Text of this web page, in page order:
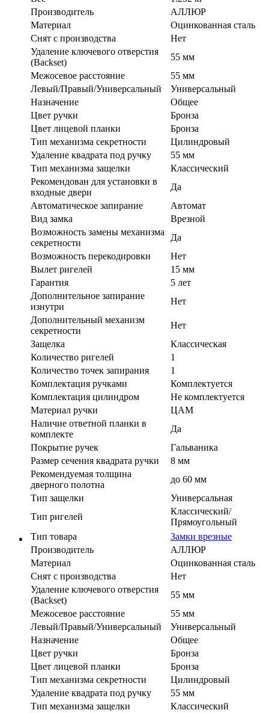
Производитель
АЛЛЮР
Материал
Оцинкованная сталь
Cнят с производства
Нет
Удаление ключевого отверстия
(Backset)
55 мм
Межосевое расстояние
55 мм
Левый/Правый/Универсальный
Универсальный
Назначение
Общее
Цвет ручки
Бронза
Цвет лицевой планки
Бронза
Тип механизма секретности
Цилиндровый
Удаление квадрата под ручку
55 мм
Тип механизма защелки
Классический
Рекомендован для установки в
входные двери
Да
Автоматическое запирание
Автомат
Вид замка
Врезной
Возможность замены механизма
секретности
Да
Возможность перекодировки
Нет
Вылет ригелей
15 мм
Гарантия
5 лет
Дополнительное запирание
изнутри
Нет
Дополнительный механизм
секретности
Нет
Защелка
Классическая
Количество ригелей
1
Количество точек запирания
1
Комплектация ручками
Комплектуется
Комплектация цилиндром
Не комплектуется
Материал ручки
ЦАМ
Наличие ответной планки в
комплекте
Да
Покрытие ручек
Гальваника
Размер сечения квадрата ручки
8 мм
Рекомендуемая толщина
дверного полотна
до 60 мм
Тип защелки
Универсальная
Тип ригелей
Классический/
Прямоугольный
Тип товара
Замки врезные
Производитель
АЛЛЮР
Материал
Оцинкованная сталь
Cнят с производства
Нет
Удаление ключевого отверстия
(Backset)
55 мм
Межосевое расстояние
55 мм
Левый/Правый/Универсальный
Универсальный
Назначение
Общее
Цвет ручки
Бронза
Цвет лицевой планки
Бронза
Тип механизма секретности
Цилиндровый
Удаление квадрата под ручку
55 мм
Тип механизма защелки
Классический